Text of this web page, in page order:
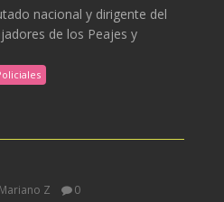
nacional y dirigente del
de los Peajes y
Mariano Z 0